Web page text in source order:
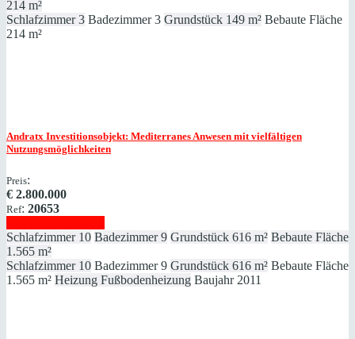
214 m²
Schlafzimmer 3 Badezimmer 3 Grundstück 149 m² Bebaute Fläche
214 m²
Andratx Investitionsobjekt: Mediterranes Anwesen mit vielfältigen
Nutzungsmöglichkeiten
Preis:
€ 2.800.000
Ref: 20653
Schlafzimmer 10 Badezimmer 9 Grundstück 616 m² Bebaute Fläche
1.565 m²
Schlafzimmer 10 Badezimmer 9 Grundstück 616 m² Bebaute Fläche
1.565 m² Heizung Fußbodenheizung Baujahr 2011